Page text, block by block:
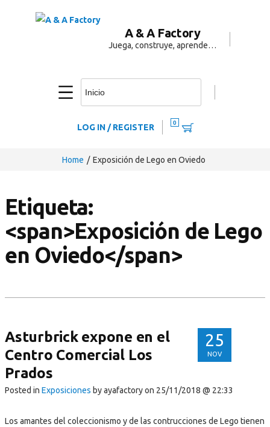
A & A Factory
Juega, construye, aprende…
LOG IN / REGISTER 0
Home Exposición de Lego en Oviedo
Etiqueta:
<span>Exposición de Lego
en Oviedo</span>
25
NOV
Asturbrick expone en el
Centro Comercial Los
Prados
Posted in Exposiciones by ayafactoryon 25/11/2018 @ 22:33
Los amantes del coleccionismo y de las contrucciones de Lego tienen